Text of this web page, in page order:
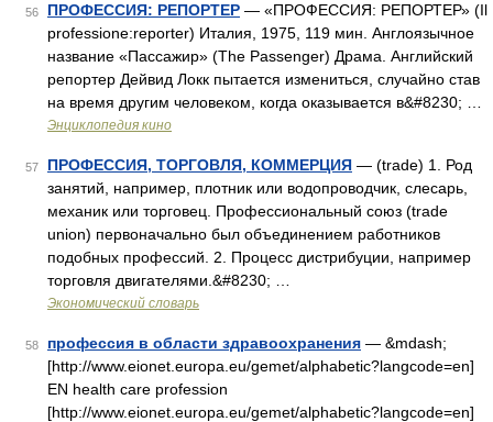
56 ПРОФЕССИЯ: РЕПОРТЕР — «ПРОФЕССИЯ: РЕПОРТЕР» (Il
professione:reporter) Италия, 1975, 119 мин. Англоязычное
название «Пассажир» (The Passenger) Драма. Английский
репортер Дейвид Локк пытается измениться, случайно став
на время другим человеком, когда оказывается в&#8230; …
Энциклопедия кино
57 ПРОФЕССИЯ, ТОРГОВЛЯ, КОММЕРЦИЯ — (trade) 1. Род
занятий, например, плотник или водопроводчик, слесарь,
механик или торговец. Профессиональный союз (trade
union) первоначально был объединением работников
подобных профессий. 2. Процесс дистрибуции, например
торговля двигателями.&#8230; …
Экономический словарь
58 профессия в области здравоохранения — &mdash;
[http://www.eionet.europa.eu/gemet/alphabetic?langcode=en]
EN health care profession
[http://www.eionet.europa.eu/gemet/alphabetic?langcode=en]